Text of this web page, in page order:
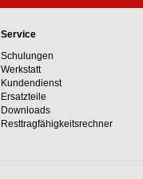
Service
Schulungen
Werkstatt
Kundendienst
Ersatzteile
Downloads
Resttragfähig­keits­rechner